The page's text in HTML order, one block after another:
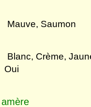
Mauve, Saumon
Blanc, Crème,
Oui
amère